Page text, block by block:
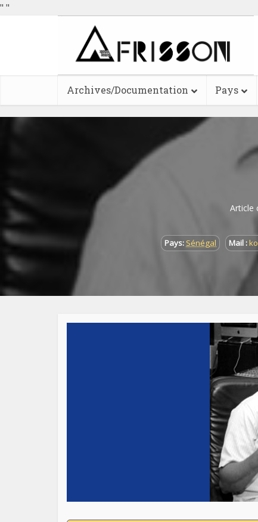
" "
Archives/Documentation Pays
Article
Pays: Sénégal Mail :